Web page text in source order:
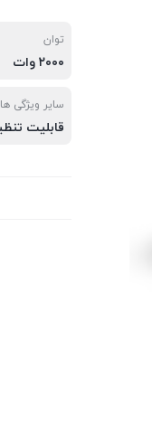
توان
۲۰۰۰ وات
سایر ویژگی ها